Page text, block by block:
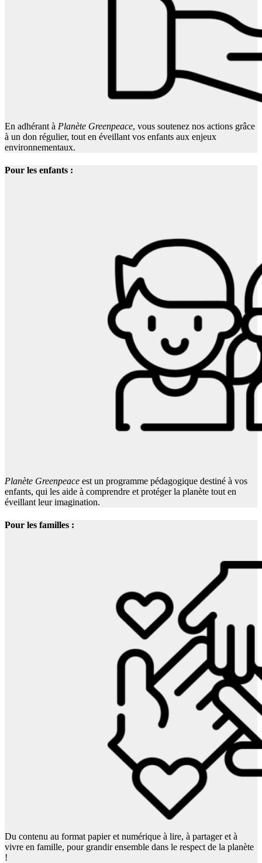
En adhérant à Planète Greenpeace, vous soutenez nos actions grâce
à un don régulier, tout en éveillant vos enfants aux enjeux
environnementaux.
Pour les enfants :
Planète Greenpeace est un programme pédagogique destiné à vos
enfants, qui les aide à comprendre et protéger la planète tout en
éveillant leur imagination.
Pour les familles :
Du contenu au format papier et numérique à lire, à partager et à
vivre en famille, pour grandir ensemble dans le respect de la planète
!